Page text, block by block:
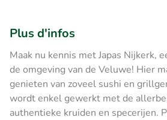
Plus d'infos
Maak nu kennis met Japas Nijkerk,
de omgeving van de Veluwe! Hier
genieten van zoveel sushi en
wordt enkel gewerkt met de
authentieke kruiden en specerijen.